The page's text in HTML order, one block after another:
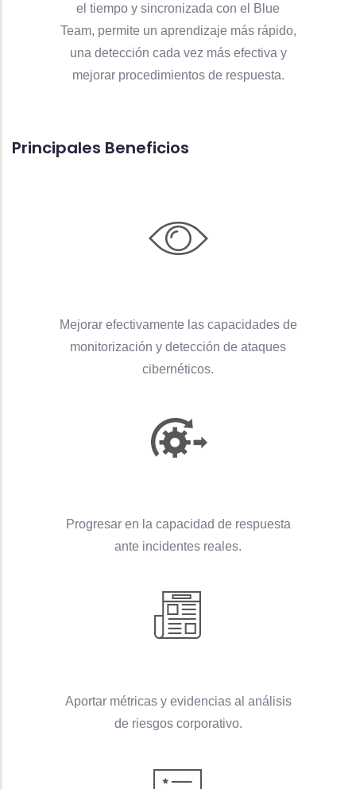
el tiempo y sincronizada con el Blue
Team, permite un aprendizaje más rápido,
una detección cada vez más efectiva y
mejorar procedimientos de respuesta.
Principales Beneficios
Mejorar efectivamente las capacidades de
monitorización y detección de ataques
cibernéticos.
Progresar en la capacidad de respuesta
ante incidentes reales.
Aportar métricas y evidencias al análisis
de riesgos corporativo.